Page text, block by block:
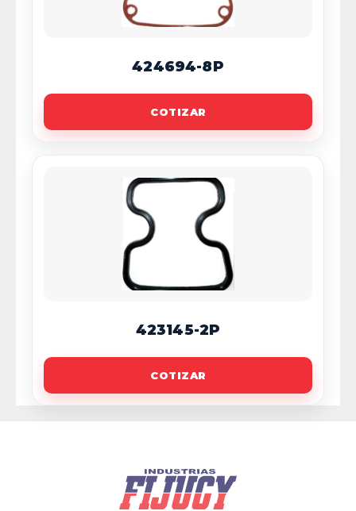
424694-8P
COTIZAR
423145-2P
COTIZAR